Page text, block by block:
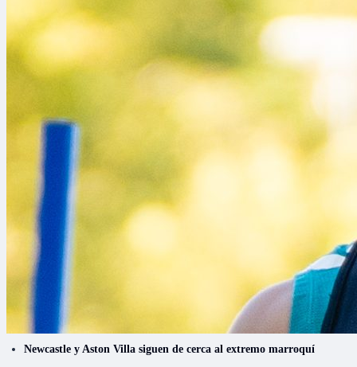
Newcastle y Aston Villa siguen de cerca al extremo marroquí